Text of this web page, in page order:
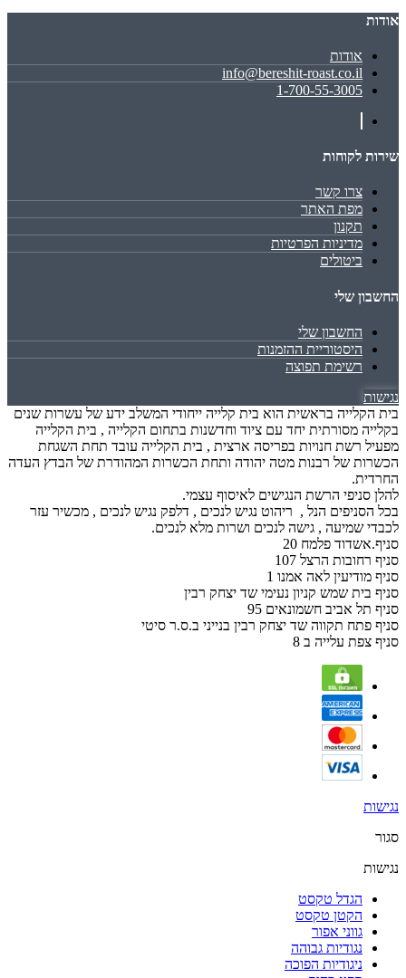
אודות
אודות
info@bereshit-roast.co.il
1-700-55-3005
שירות לקוחות
צרו קשר
מפת האתר
תקנון
מדיניות הפרטיות
ביטולים
החשבון שלי
החשבון שלי
היסטוריית ההזמנות
רשימת תפוצה
נגישות
בית הקלייה בראשית הוא בית קלייה ייחודי המשלב ידע של עשרות שנים
בקלייה מסורתית יחד עם ציוד וחדשנות בתחום הקלייה , בית הקלייה
מפעיל רשת חנויות בפריסה ארצית , בית הקלייה עובד תחת השגחת
הכשרות של רבנות מטה יהודה ותחת הכשרות המהודרת של הבדץ העדה
החרדית.
להלן סניפי הרשת הנגישים לאיסוף עצמי.
בכל הסניפים הנל , ריהוט נגיש לנכים , דלפק נגיש לנכים , מכשיר עזר
לכבדי שמיעה , גישה לנכים ושרות מלא לנכים.
סניף.אשדוד פלמח 20
סניף רחובות הרצל 107
סניף מודיעין לאה אמנו 1
סניף בית שמש קניון נעימי שד יצחק רבין
סניף תל אביב חשמונאים 95
סניף פתח תקווה שד יצחק רבין בנייני ב.ס.ר סיטי
סניף צפת עלייה ב 8
נגישות
סגור
נגישות
הגדל טקסט
הקטן טקסט
גווני אפור
נגודיות גבוהה
ניגודיות הפוכה